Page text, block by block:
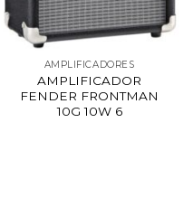
AMPLIFICADORES
AMPLIFICADOR
FENDER FRONTMAN
10G 10W 6